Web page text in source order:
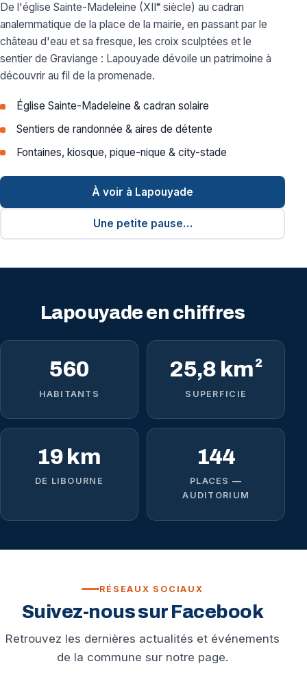
De l'église Sainte-Madeleine (XIIᵉ siècle) au cadran
analemmatique de la place de la mairie, en passant par le
château d'eau et sa fresque, les croix sculptées et le
sentier de Graviange : Lapouyade dévoile un patrimoine à
découvrir au fil de la promenade.
Église Sainte-Madeleine & cadran solaire
Sentiers de randonnée & aires de détente
Fontaines, kiosque, pique-nique & city-stade
À voir à Lapouyade
Une petite pause…
Lapouyade en chiffres
560
HABITANTS
25,8 km²
SUPERFICIE
19 km
DE LIBOURNE
144
PLACES —
AUDITORIUM
RÉSEAUX SOCIAUX
Suivez-nous sur Facebook
Retrouvez les dernières actualités et événements
de la commune sur notre page.